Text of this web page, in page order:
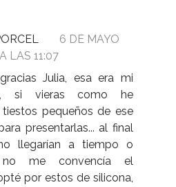
6 DE MAYO
LAS 11:07
Julia, esa era mi
si vieras como he
pequeños de ese
presentarlas... al final
llegarían a tiempo o
no me convencía el
por estos de silicona,